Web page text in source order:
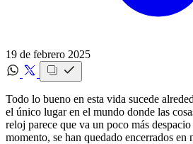
19 de febrero 2025
Todo lo bueno en esta vida sucede
el único lugar en el mundo donde las
reloj parece que va un poco más
momento, se han quedado encerrados en